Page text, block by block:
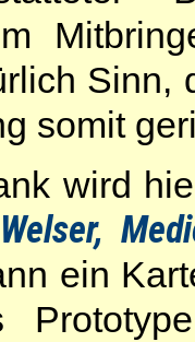
Sinn,
somit
wird
ein